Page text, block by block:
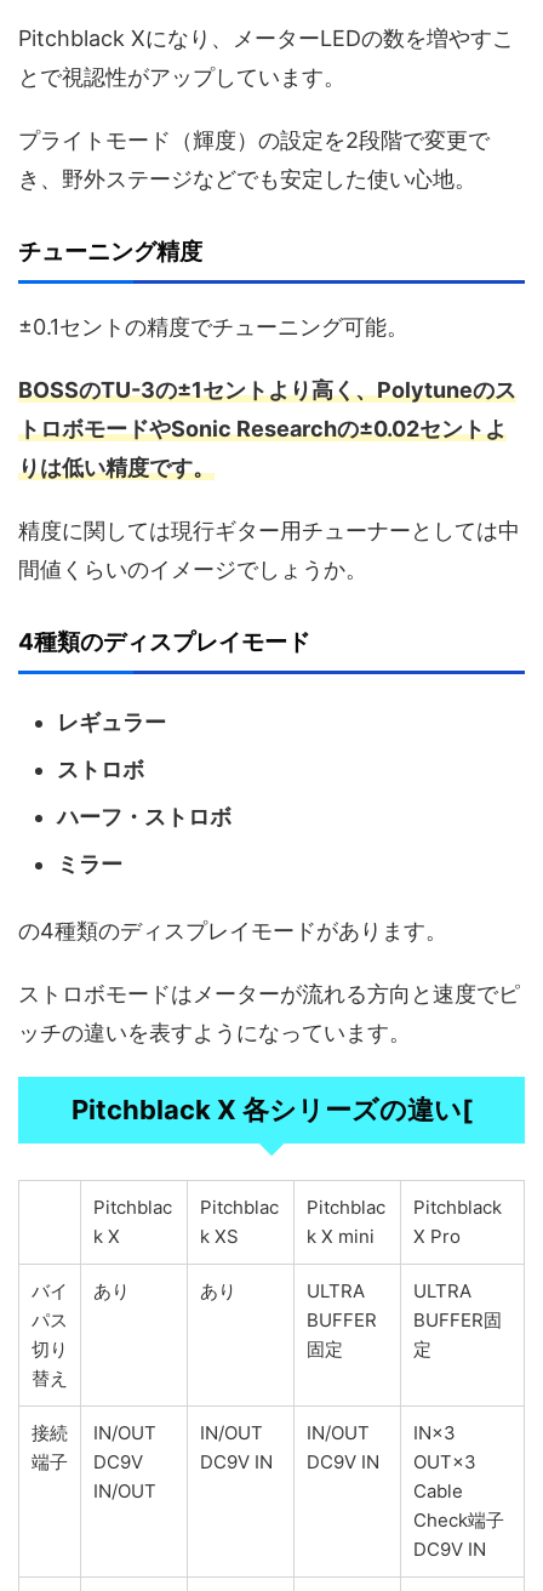
Pitchblack Xになり、メーターLEDの数を増やすこ
とで視認性がアップしています。
プライトモード（輝度）の設定を2段階で変更で
き、野外ステージなどでも安定した使い心地。
チューニング精度
±0.1セントの精度でチューニング可能。
BOSSのTU-3の±1セントより高く、Polytuneのス
トロボモードやSonic Researchの±0.02セントよ
りは低い精度です。
精度に関しては現行ギター用チューナーとしては中
間値くらいのイメージでしょうか。
4種類のディスプレイモード
レギュラー
ストロボ
ハーフ・ストロボ
ミラー
の4種類のディスプレイモードがあります。
ストロボモードはメーターが流れる方向と速度でピ
ッチの違いを表すようになっています。
Pitchblack X 各シリーズの違い[
Pitchblac
k X
Pitchblac
k XS
Pitchblac
k X mini
Pitchblack
X Pro
バイ
パス
切り
替え
あり あり
ULTRA
BUFFER
固定
ULTRA
BUFFER固
定
接続
端子
IN/OUT
DC9V
IN/OUT
IN/OUT
DC9V IN
IN/OUT
DC9V IN
IN×3
OUT×3
Cable
Check端子
DC9V IN